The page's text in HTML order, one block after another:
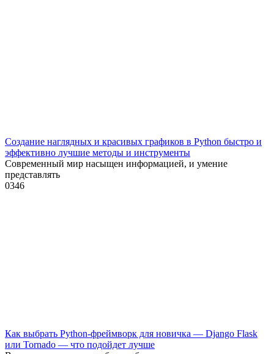
Создание наглядных и красивых графиков в Python быстро и
эффективно лучшие методы и инструменты
Современный мир насыщен информацией, и умение
представлять
0346
Как выбрать Python-фреймворк для новичка — Django Flask
или Tornado — что подойдет лучше